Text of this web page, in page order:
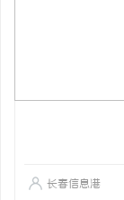
长春信息港